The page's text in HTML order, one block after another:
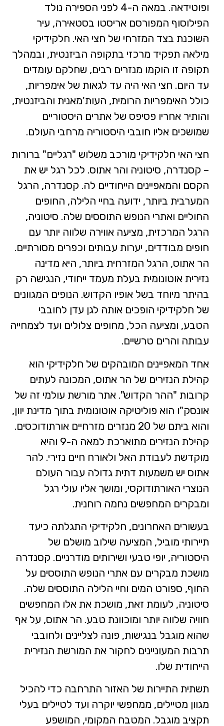
ופוטידאה. במאה ה-4 לפני הספירה נולד
הפילוסוף המפורסם אריסטו בסטאירה, עיר
השוכנת בצד המזרחי של חצי האי. חלקידיקי
מילאה תפקיד מרכזי בתקופה הביזנטית, ובמהלך
תקופה זו הוקמו מנזרים רבים, שחלקם עומדים
עד היום. חצי האי היה עד לגאות של אימפריות,
כולל האימפריות הרומית, העות'מאנית והביזנטית,
והותיר אחריו פסיפס של אתרים היסטוריים
שמושכים אליו חובבי היסטוריה מרחבי העולם.
חצי האי חלקידיקי מורכב משלוש "רגליים" ברורות
– קסנדרה, סיטוניה והר אתוס. לכל רגל יש את
הקסם והמאפיינים הייחודיים לה. קסנדרה, הרגל
המערבית ביותר, ידועה בחיי הלילה, החופים
החוליים ואתרי הנופש התוססים שלה. סיטוניה,
הרגל המרכזית, מציעה אווירה שלווה יותר עם
חופים מבודדים, יערות עבותים וכפרים מסורתיים.
הר אתוס, הרגל המזרחית ביותר, היא מדינה
נזירית אוטונומית בעלת מעמד ייחודי, הנגישה רק
בהיתר מיוחד בשל אופיו הקדוש. הנופים המגוונים
של חלקידיקי הופכים אותה לגן עדן לחובבי
הטבע, ומציעה הכל, מחופים צלולים ועד לצמחייה
עבותה והרים טרשיים.
אחד המאפיינים המובהקים של חלקידיקי הוא
קהילת הנזירים של הר אתוס, המכונה לעתים
קרובות "ההר הקדוש". אתר מורשת עולמי זה של
אונסק"ו הוא פוליטיקה אוטונומית בתוך מדינת יוון,
והוא ביתם של 20 מנזרים מזרחיים אורתודוכסים.
קהילת הנזירים מתוארכת למאה ה-9 והיא
מוקדשת לעבודת האל ולאורח חיים נזירי. להר
אתוס יש משמעות דתית גדולה עבור העולם
הנוצרי האורתודוקסי, ומושך אליו עולי רגל
ומבקרים המחפשים נחמה רוחנית.
בעשורים האחרונים, חלקידיקי התגלתה כיעד
תיירותי מוביל, המציעה שילוב מושלם של
היסטוריה, יופי טבעי ושירותים מודרניים. קסנדרה
מושכת מבקרים עם אתרי הנופש התוססים על
החוף, ספורט המים וחיי הלילה התוססים שלה.
סיטוניה, לעומת זאת, מושכת את אלו המחפשים
חוויה שלווה יותר ומוכוונת טבע. הר אתוס, על אף
שהוא מוגבל בנגישות, פונה לצליינים ולחובבי
תרבות המעוניינים לחקור את המורשת הנזירית
הייחודית שלו.
תשתית התיירות של האזור התרחבה כדי להכיל
מגוון מטיילים, ממחפשי יוקרה ועד לטיילים בעלי
תקציב מוגבל. המטבח המקומי, המושפע